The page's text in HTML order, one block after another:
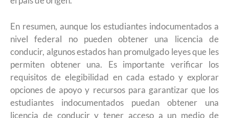
En resumen, aunque los estudiantes indocumentados a
nivel federal no pueden obtener una licencia de
conducir, algunos estados han promulgado leyes que les
permiten obtener una. Es importante verificar los
requisitos de elegibilidad en cada estado y explorar
opciones de apoyo y recursos para garantizar que los
estudiantes indocumentados puedan obtener una
licencia de conducir y tener acceso a un medio de